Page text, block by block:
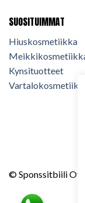
SUOSITUIMMAT
Hiuskosmetiikka
Kynsituotteet
Vartalokosmetiikka
© Sponssitbiili Oy.